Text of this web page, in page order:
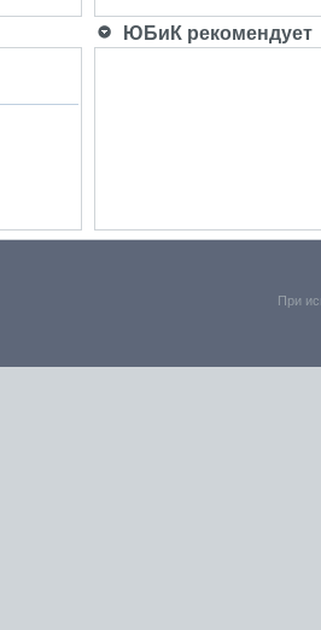
ЮБиК рекомендует
При